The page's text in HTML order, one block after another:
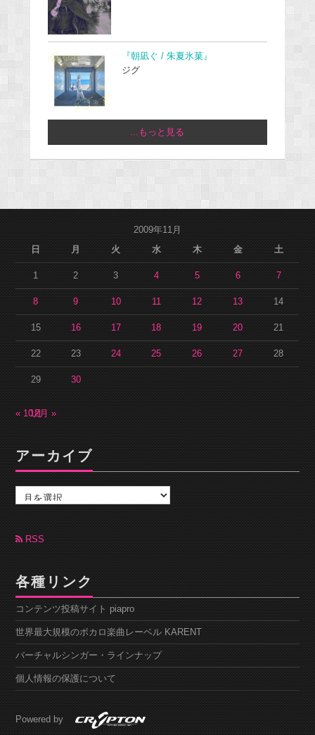
『朝凪ぐ / 朱夏氷菓』
ジグ
...もっと見る
2009年11月
日
月 火 水 木 金 土
1 2 3 4 5 6 7
8 9 10 11 12 13 14
15 16 17 18 19 20 21
22 23 24 25 26 27 28
29 30
« 10月12月 »
アーカイブ
カ
ブ RSS
各種リンク
コンテンツ投稿サイト piapro
世界最大規模のボカロ楽曲レーベル KARENT
バーチャルシンガー・ラインナップ
個人情報の保護について
Powered by